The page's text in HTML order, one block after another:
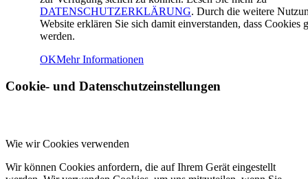
DATENSCHUTZERKLÄRUNG. Durch die weitere
Website erklären Sie sich damit einverstanden, dass Cookies
werden.
OKMehr Informationen
Cookie- und Datenschutzeinstellungen
Wie wir Cookies verwenden
Wir können Cookies anfordern, die auf Ihrem Gerät eingestellt